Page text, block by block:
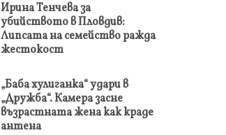
Ирина Тенчева за
убийството в Пловдив:
Липсата на семейство ражда
жестокост
„Баба хулиганка“ удари в
„Дружба“. Камера засне
възрастната жена как краде
антена